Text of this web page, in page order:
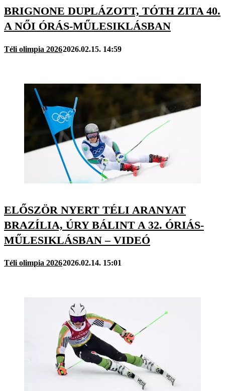
BRIGNONE DUPLÁZOTT, TÓTH ZITA 40.
A NŐI ÓRÁS-MŰLESIKLÁSBAN
Téli olimpia 20262026.02.15. 14:59
ELŐSZÖR NYERT TÉLI ARANYAT
BRAZÍLIA, ÚRY BÁLINT A 32. ÓRIÁS-
MŰLESIKLÁSBAN – VIDEÓ
Téli olimpia 20262026.02.14. 15:01